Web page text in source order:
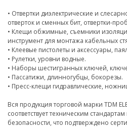
• Отвертки диэлектрические и
отверток и сменных бит, отвертки-
• Клещи обжимные, съемники
инструмент для монтажа кабельных
• Клеевые пистолеты и аксессуары,
• Рулетки, уровни водные.
• Наборы шестигранных ключей,
• Пассатижи, длинногубцы, бокорезы.
• Пресс-клещи гидравлические,
Вся продукция торговой марки TDM
соответствует техническим
безопасности, что подтверждено